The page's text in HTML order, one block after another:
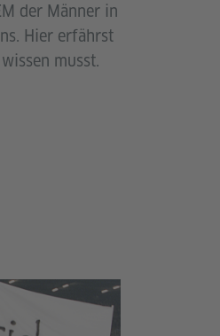
der Männer in
Hier erfährst
musst.